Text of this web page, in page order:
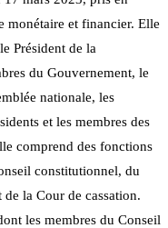
monétaire et financier. Elle
Président de la
du Gouvernement, le
nationale, les
et les membres des
comprend des fonctions
constitutionnel, du
de la Cour de cassation.
les membres du Conseil